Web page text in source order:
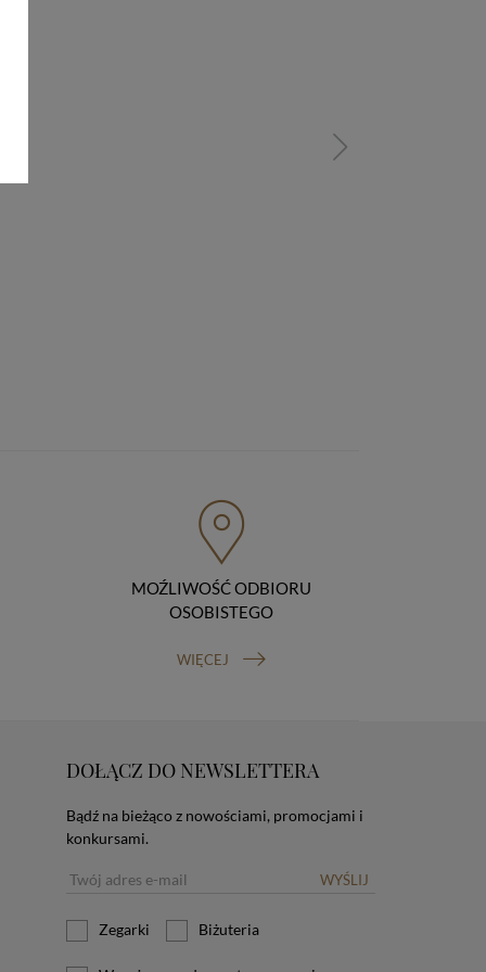
MOŹLIWOŚĆ ODBIORU
OSOBISTEGO
WIĘCEJ
DOŁĄCZ DO NEWSLETTERA
Bądź na bieżąco z nowościami, promocjami i
konkursami.
WYŚLIJ
Zegarki Biżuteria